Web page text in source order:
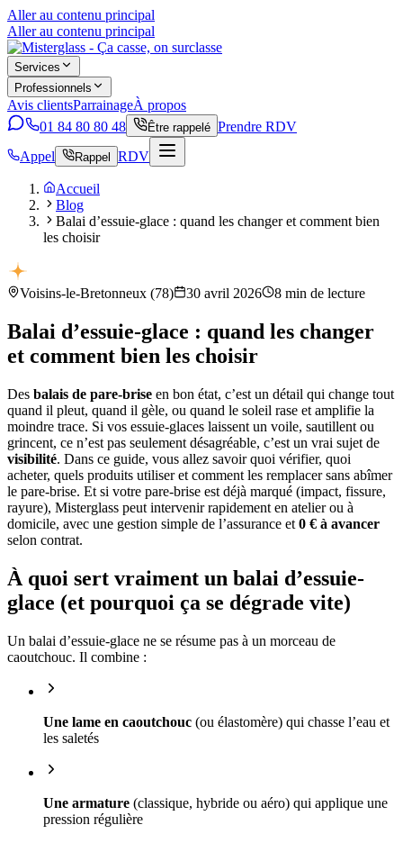
Aller au contenu principal
Aller au contenu principal
Services
Professionnels
Avis clientsParrainageÀ propos
01 84 80 80 48
Être rappelé Prendre RDV
Appel
Rappel RDV
Accueil
Blog
Balai d’essuie-glace : quand les changer et comment bien
les choisir
Voisins-le-Bretonneux (78) 30 avril 2026 8 min de lecture
Balai d’essuie-glace : quand les changer
et comment bien les choisir
Des balais de pare-brise en bon état, c’est un détail qui change tout
quand il pleut, quand il gèle, ou quand le soleil rase et amplifie la
moindre trace. Si vos essuie-glaces laissent un voile, sautillent ou
grincent, ce n’est pas seulement désagréable, c’est un vrai sujet de
visibilité. Dans ce guide, vous allez savoir quoi vérifier, quoi
acheter, quels produits utiliser et comment les remplacer sans abîmer
le pare-brise. Et si votre pare-brise est déjà marqué (impact, fissure,
rayure), Misterglass peut intervenir rapidement en atelier ou à
domicile, avec une gestion simple de l’assurance et 0 € à avancer
selon contrat.
À quoi sert vraiment un balai d’essuie-
glace (et pourquoi ça se dégrade vite)
Un balai d’essuie-glace ne se résume pas à un morceau de
caoutchouc. Il combine :
Une lame en caoutchouc (ou élastomère) qui chasse l’eau et
les saletés
Une armature (classique, hybride ou aéro) qui applique une
pression régulière